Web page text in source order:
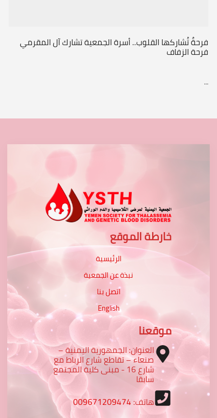
فرحةٌ تُشاركها القلوب.. أسرة الجمعية تشارك آل المقرمي
فرحة الزفاف
...
خارطة الموقع
الرئيسية
نبذة عن الجمعية
اتصل بنا
English
موقعنا
العنوان: الجمهورية اليمنية –
صنعاء – تقاطع شارع الرباط مع
شارع 16 - مبنى كلية المجتمع
سابقا
هاتف:009671209474